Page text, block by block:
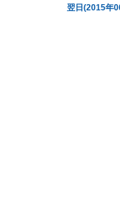
翌日(2015年